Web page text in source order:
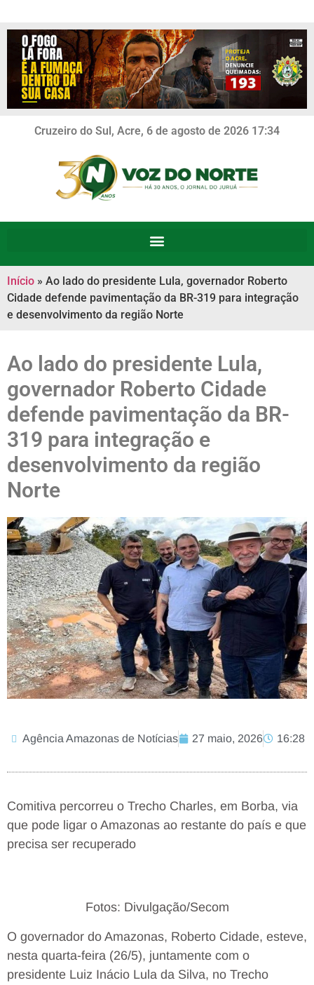
Cruzeiro do Sul, Acre, 6 de agosto de 2026 17:34
Início » Ao lado do presidente Lula, governador Roberto
Cidade defende pavimentação da BR-319 para integração
e desenvolvimento da região Norte
Ao lado do presidente Lula,
governador Roberto Cidade
defende pavimentação da BR-
319 para integração e
desenvolvimento da região
Norte
Agência Amazonas de Notícias 27 maio, 2026 16:28
Comitiva percorreu o Trecho Charles, em Borba, via
que pode ligar o Amazonas ao restante do país e que
precisa ser recuperado
Fotos: Divulgação/Secom
O governador do Amazonas, Roberto Cidade, esteve,
nesta quarta-feira (26/5), juntamente com o
presidente Luiz Inácio Lula da Silva, no Trecho